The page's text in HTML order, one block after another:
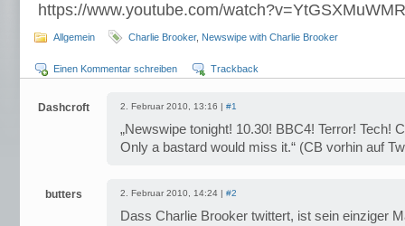
https://www.youtube.com/
Allgemein Charlie Brooker, Newswipe with Charlie Brooker
Einen Kommentar schreiben Trackback
Dashcroft 2. Februar 2010, 13:16 | #1
„Newswipe tonight! 10.30! BBC4! Terror! Tech!
Only a bastard would miss it.“ (CB vorhin auf
butters 2. Februar 2010, 14:24 | #2
Dass Charlie Brooker twittert, ist sein einziger